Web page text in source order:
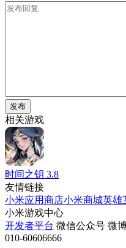
发布
相关游戏
时间之钥 3.8
友情链接
小米应用商店小米商城英雄
小米游戏中心
开发者平台 微信公众号 微
010-60606666